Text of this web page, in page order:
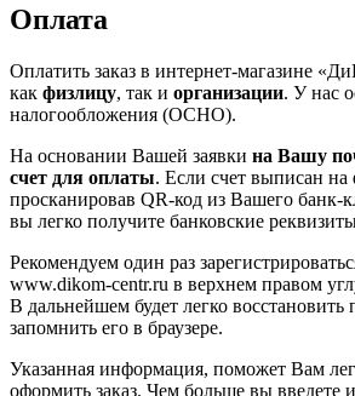
Оплата
Оплатить заказ в интернет-магазине
как физлицу, так и организации. У нас
налогообложения (ОСНО).
На основании Вашей заявки на Вашу
счет для оплаты. Если счет выписан на
просканировав QR-код из Вашего банк-
вы легко получите банковские
Рекомендуем один раз
www.dikom-centr.ru в верхнем правом
В дальнейшем будет легко восстановить
запомнить его в браузере.
Указанная информация, поможет Вам
оформить заказ. Чем больше вы введете